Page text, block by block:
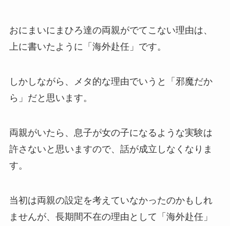
おにまいにまひろ達の両親がでてこない理由は、
上に書いたように「海外赴任」です。
しかしながら、メタ的な理由でいうと「邪魔だか
ら」だと思います。
両親がいたら、息子が女の子になるような実験は
許さないと思いますので、話が成立しなくなりま
す。
当初は両親の設定を考えていなかったのかもしれ
ませんが、長期間不在の理由として「海外赴任」